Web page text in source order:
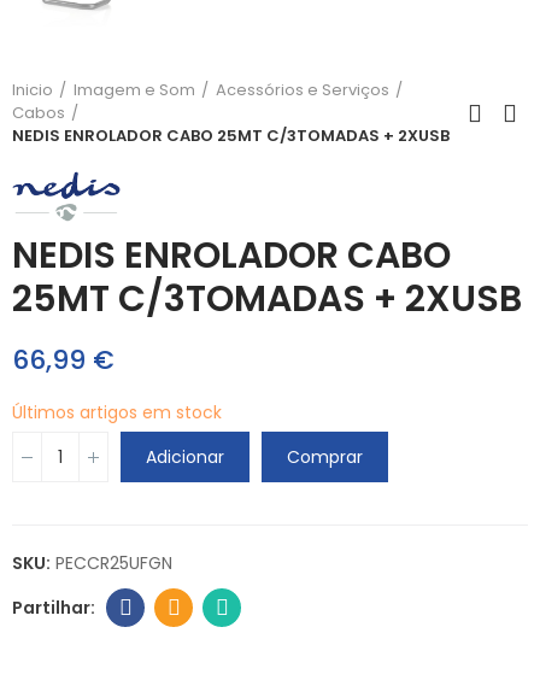
Inicio Imagem e Som
Acessórios e Serviços
Cabos
NEDIS ENROLADOR CABO 25MT C/3TOMADAS + 2XUSB
NEDIS ENROLADOR CABO
25MT C/3TOMADAS + 2XUSB
66,99 €
Últimos artigos em stock
Adicionar
Comprar
SKU: PECCR25UFGN